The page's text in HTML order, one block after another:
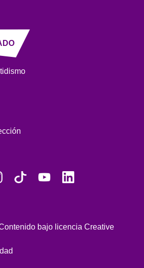
bajo licencia Creative